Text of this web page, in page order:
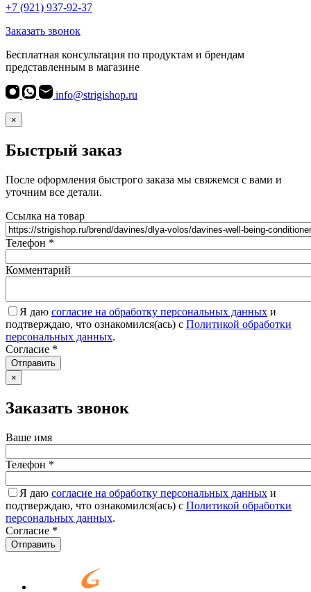
+7 (921) 937-92-37
Заказать звонок
Бесплатная консультация по продуктам и брендам
представленным в магазине
info@strigishop.ru
×
Быстрый заказ
После оформления быстрого заказа мы свяжемся с вами и
уточним все детали.
Ссылка на товар
Телефон *
Комментарий
Я даю согласие на обработку персональных данных и
подтверждаю, что ознакомился(ась) с Политикой обработки
персональных данных.
Согласие *
Отправить
×
Заказать звонок
Ваше имя
Телефон *
Я даю согласие на обработку персональных данных и
подтверждаю, что ознакомился(ась) с Политикой обработки
персональных данных.
Согласие *
Отправить